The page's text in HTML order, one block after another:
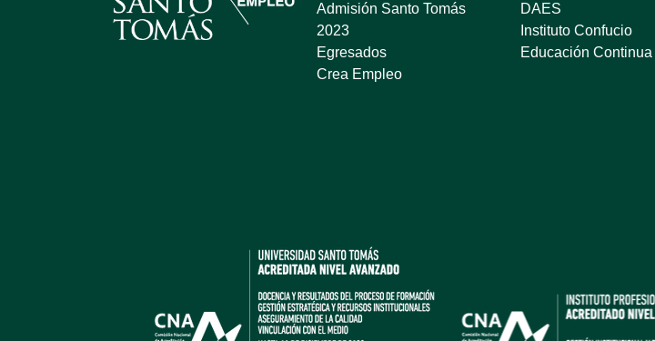
Admisión Santo Tomás
2023
Egresados
Crea Empleo
DAES
Instituto Confucio
Educación Continua